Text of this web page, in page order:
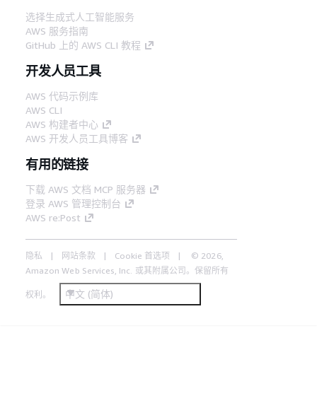
选择生成式人工智能服务
AWS 服务指南
GitHub 上的 AWS CLI 教程
开发人员工具
AWS 代码示例库
AWS CLI
AWS 构建者中心
AWS 开发人员工具博客
有用的链接
下载 AWS 文档 MCP 服务器
登录 AWS 管理控制台
AWS re:Post
隐私 网站条款 Cookie 首选项
© 2026,
Amazon Web Services, Inc. 或其附属公司。保留所有
权利。 中文 (简体)